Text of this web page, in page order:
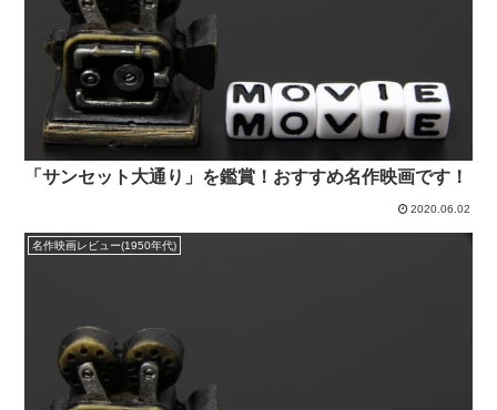
「サンセット大通り」を鑑賞！おすすめ名作映画です！
2020.06.02
名作映画レビュー(1950年代)